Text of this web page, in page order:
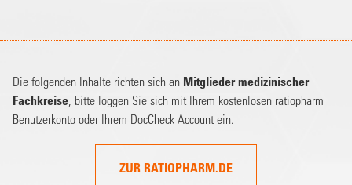
Die folgenden Inhalte richten sich an Mitglieder medizinischer
Fachkreise , bitte loggen Sie sich mit Ihrem kostenlosen ratiopharm
Benutzerkonto oder Ihrem DocCheck Account ein.
ZUR RATIOPHARM.DE